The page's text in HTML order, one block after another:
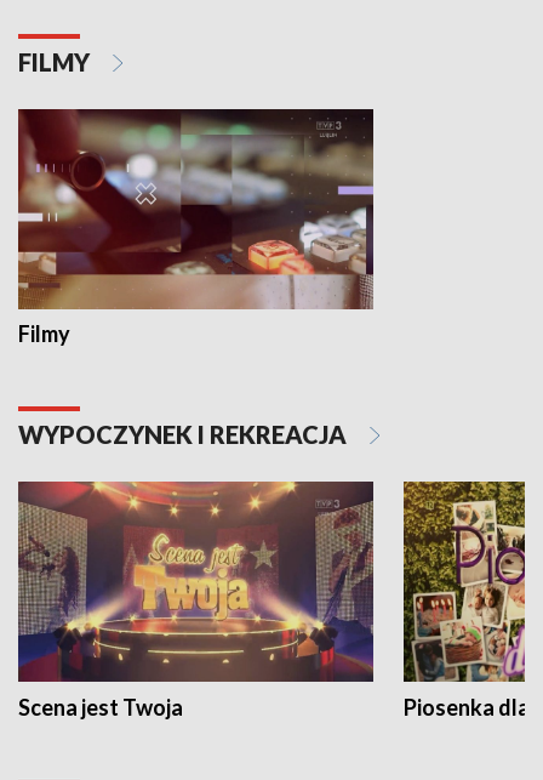
FILMY
Filmy
WYPOCZYNEK I REKREACJA
Scena jest Twoja Piosenka dla